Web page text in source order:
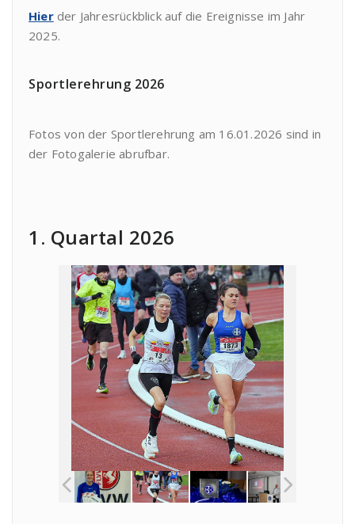
Hierder Jahresrückblick auf die Ereignisse im Jahr
2025.
Sportlerehrung 2026
Fotos von der Sportlerehrung am 16.01.2026 sind in
der Fotogalerie abrufbar.
1. Quartal 2026